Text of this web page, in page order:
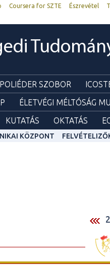
Coursera for SZTE Észrevétel
SZOBOR
ÉLETVÉGI MÉLTÓSÁG
KUTATÁS OKTATÁS
KÖZPONT